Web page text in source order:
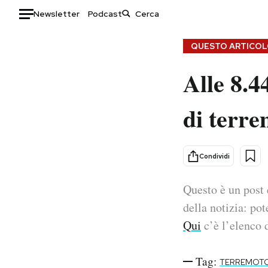
Newsletter Podcast
Storie/Idee
Ok Boomer!
Altrecose
QUESTO
Alle
di
Condividi
Questo è un
della notizia:
Qui c’è
Tag: